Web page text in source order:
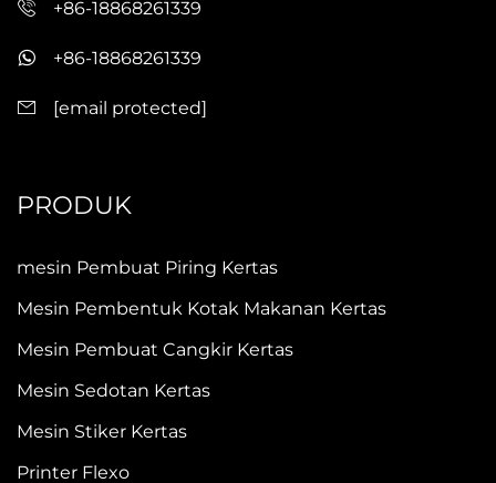
+86-18868261339
+86-18868261339
[email protected]
PRODUK
mesin Pembuat Piring Kertas
Mesin Pembentuk Kotak Makanan Kertas
Mesin Pembuat Cangkir Kertas
Mesin Sedotan Kertas
Mesin Stiker Kertas
Printer Flexo